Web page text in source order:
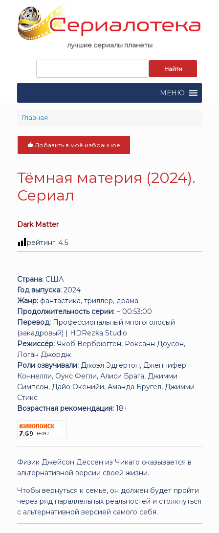
content
лучшие сериалы планеты
поиска:
МЕНЮ
Главная
Добавить в моё избранное
Тёмная материя (2024).
Сериал
Dark Matter
рейтинг: 4.5
Страна: США
Год выпуска: 2024
Жанр: фантастика, триллер, драма
Продолжительность серии: ~ 00:53:00
Перевод: Профессиональный многоголосый
(закадровый) | HDRezka Studio
Режиссёр: Якоб Вербрюгген, Роксанн Доусон,
Логан Джордж
Роли озвучивали: Джоэл Эдгертон, Дженнифер
Коннелли, Оукс Фегли, Алиси Брага, Джимми
Симпсон, Дайо Окенийи, Аманда Бругел, Джимми
Стикс
Возрастная рекомендация: 18+
Физик Джейсон Дессен из Чикаго оказывается в
альтернативной версии своей жизни.
Чтобы вернуться к семье, он должен будет пройти
через ряд параллельных реальностей и столкнуться
с альтернативной версией самого себя.